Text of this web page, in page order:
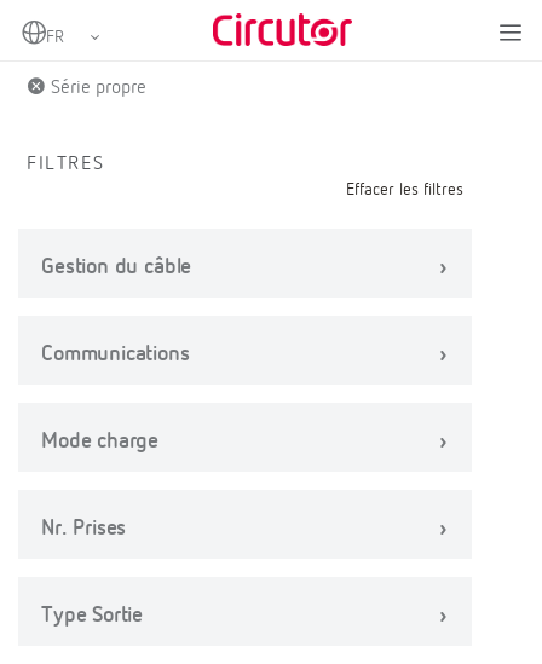
Home
Série propre
FILTRES
Effacer les filtres
Gestion du câble
Communications
Mode charge
Nr. Prises
Type Sortie